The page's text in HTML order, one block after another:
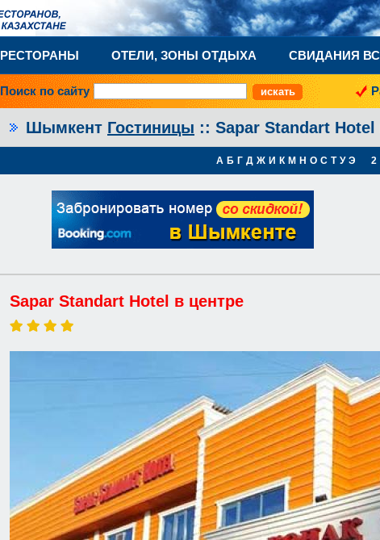
РЕСТОРАНЫ ОТЕЛИ, ЗОНЫ ОТДЫХА СВИДАНИЯ
Поиск по сайту
Шымкент Гостиницы :: Sapar Standart Hotel
А Б Г Д Ж И К М Н О С Т У Э 2
Sapar Standart Hotel в центре